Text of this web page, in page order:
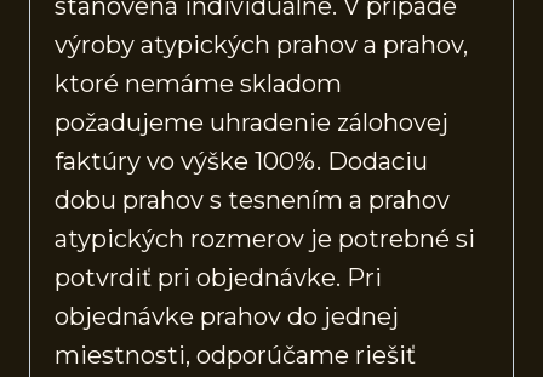
stanovená individuálne. V prípade
výroby atypických prahov a prahov,
ktoré nemáme skladom
požadujeme uhradenie zálohovej
faktúry vo výške 100%. Dodaciu
dobu prahov s tesnením a prahov
atypických rozmerov je potrebné si
potvrdiť pri objednávke. Pri
objednávke prahov do jednej
miestnosti, odporúčame riešiť